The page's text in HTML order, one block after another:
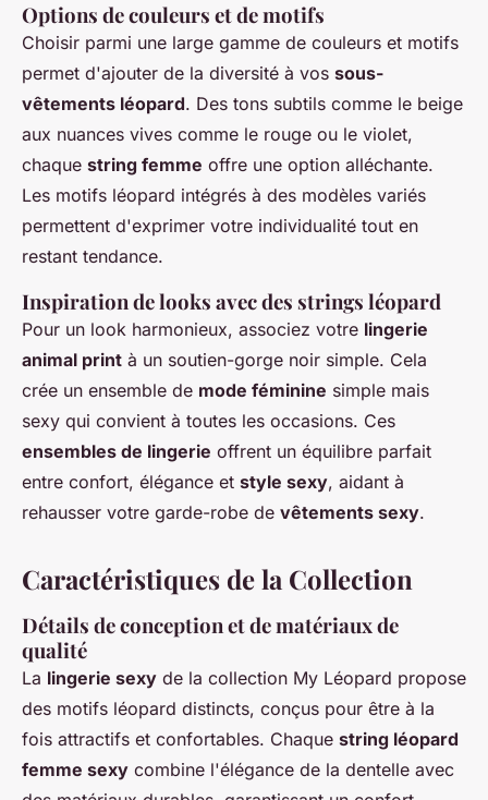
Options de couleurs et de motifs
Choisir parmi une large gamme de couleurs et motifs
permet d'ajouter de la diversité à vos sous-
vêtements léopard. Des tons subtils comme le beige
aux nuances vives comme le rouge ou le violet,
chaque string femme offre une option alléchante.
Les motifs léopard intégrés à des modèles variés
permettent d'exprimer votre individualité tout en
restant tendance.
Inspiration de looks avec des strings léopard
Pour un look harmonieux, associez votre lingerie
animal print à un soutien-gorge noir simple. Cela
crée un ensemble de mode féminine simple mais
sexy qui convient à toutes les occasions. Ces
ensembles de lingerie offrent un équilibre parfait
entre confort, élégance et style sexy, aidant à
rehausser votre garde-robe de vêtements sexy.
Caractéristiques de la Collection
Détails de conception et de matériaux de
qualité
La lingerie sexy de la collection My Léopard propose
des motifs léopard distincts, conçus pour être à la
fois attractifs et confortables. Chaque string léopard
femme sexy combine l'élégance de la dentelle avec